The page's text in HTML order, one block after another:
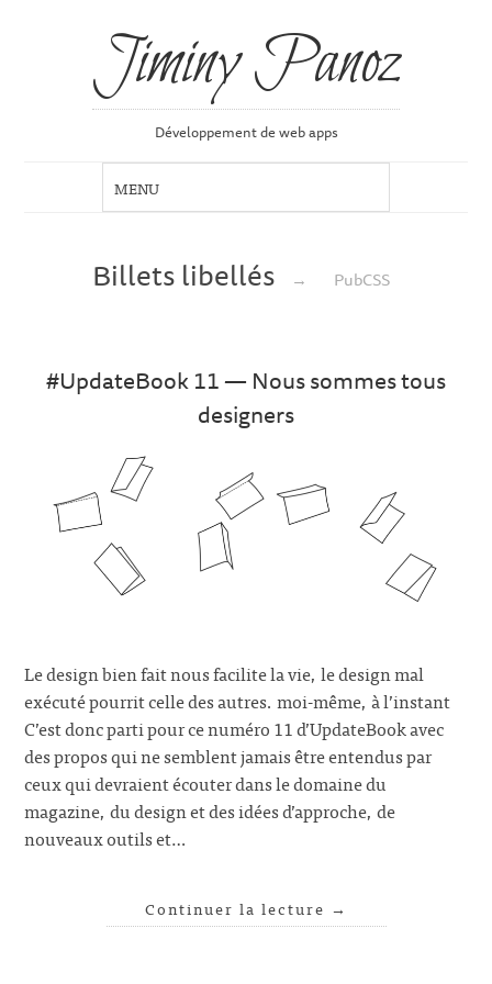
Jiminy Panoz
Développement de web apps
Billets libellés → PubCSS
#UpdateBook 11 — Nous sommes tous
designers
Le design bien fait nous facilite la vie, le design mal
exécuté pourrit celle des autres. moi-même, à l’instant
C’est donc parti pour ce numéro 11 d’UpdateBook avec
des propos qui ne semblent jamais être entendus par
ceux qui devraient écouter dans le domaine du
magazine, du design et des idées d’approche, de
nouveaux outils et…
Continuer la lecture →